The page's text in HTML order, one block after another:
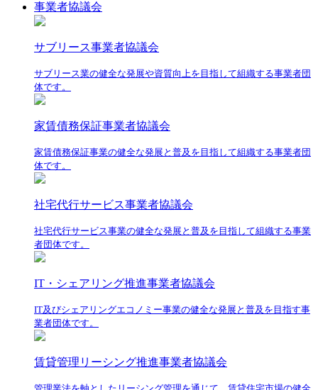
事業者協議会
サブリース事業者協議会
サブリース業の健全な発展や資質向上を目指して組織する事業者団
体です。
家賃債務保証事業者協議会
家賃債務保証事業の健全な発展と普及を目指して組織する事業者団
体です。
社宅代行サービス事業者協議会
社宅代行サービス事業の健全な発展と普及を目指して組織する事業
者団体です。
IT・シェアリング推進事業者協議会
IT及びシェアリングエコノミー事業の健全な発展と普及を目指す事
業者団体です。
賃貸管理リーシング推進事業者協議会